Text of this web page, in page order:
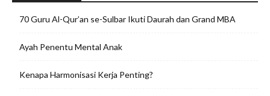
70 Guru Al-Qur’an se-Sulbar Ikuti Daurah dan Grand MBA
Ayah Penentu Mental Anak
Kenapa Harmonisasi Kerja Penting?